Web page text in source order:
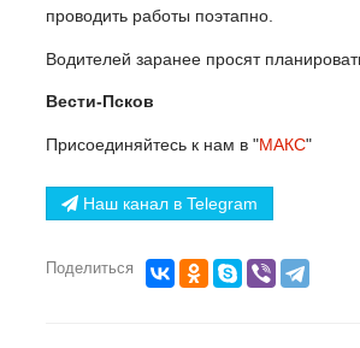
проводить работы поэтапно.
Водителей заранее просят
Вести-Псков
Присоединяйтесь к нам в "МАКС"
Наш канал в Telegram
Поделиться